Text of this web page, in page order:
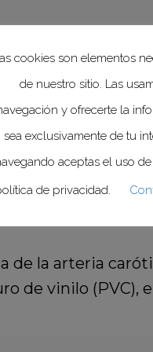
y
parte del
en las paredes
de la pared
placas se
Interna de
de la arteria
de vinilo (PVC),
cookies son elementos
de nuestro sitio. Las
y ofrecerte la
sea exclusivamente de tu
aceptas el uso
de privacidad.